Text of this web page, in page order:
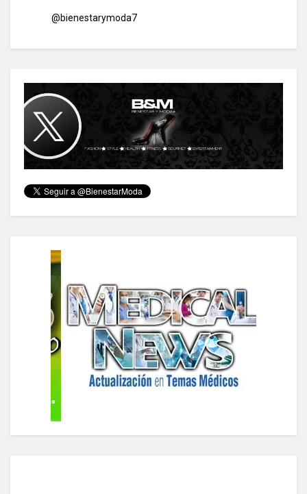
@bienestarymoda7